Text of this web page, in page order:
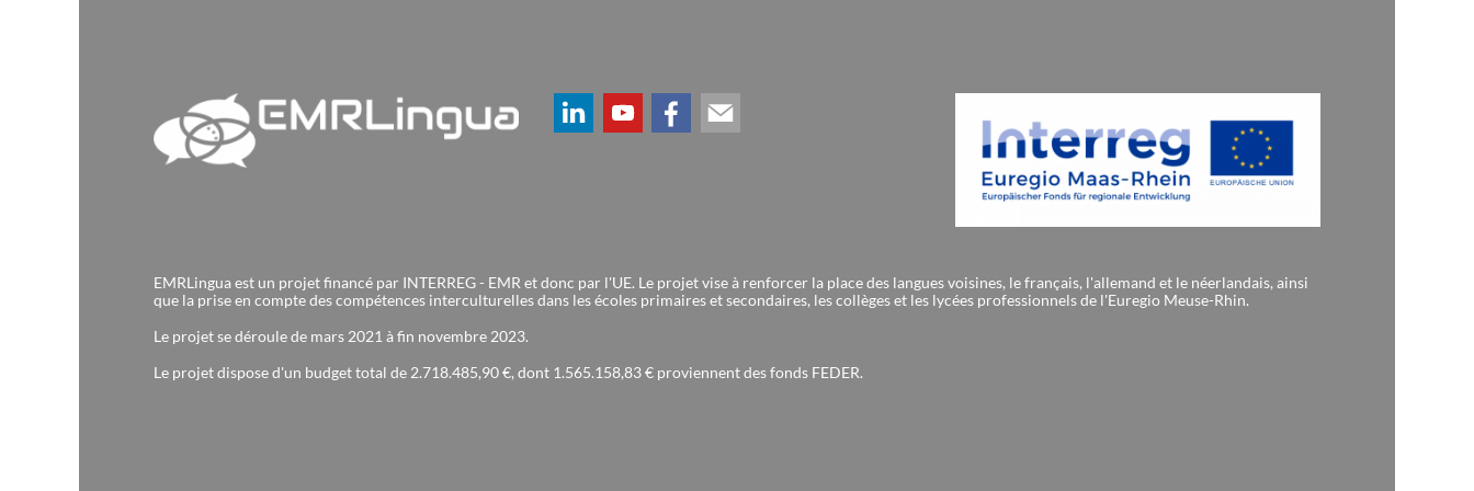
EMRLingua est un projet financé par INTERREG - EMR et donc par l'UE. Le projet vise à renforcer la place des langues voisines, le français, l'allemand et le néerlandais, ainsi
que la prise en compte des compétences interculturelles dans les écoles primaires et secondaires, les collèges et les lycées professionnels de l'Euregio Meuse-Rhin.
Le projet se déroule de mars 2021 à fin novembre 2023.
Le projet dispose d'un budget total de 2.718.485,90 €, dont 1.565.158,83 € proviennent des fonds FEDER.